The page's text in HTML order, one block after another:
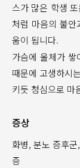
스가 많은 학생
처럼 마음의 불
움이 됩니다.
가슴에 울체가
때문에 고생하시
키듯 청심으로 마
증상
화병, 분노 증후
증